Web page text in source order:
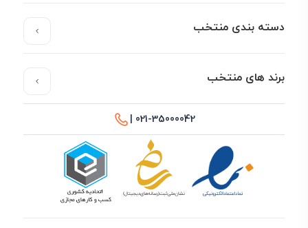
دسته بندی منتخب
برند های منتخب
021-35000042 |